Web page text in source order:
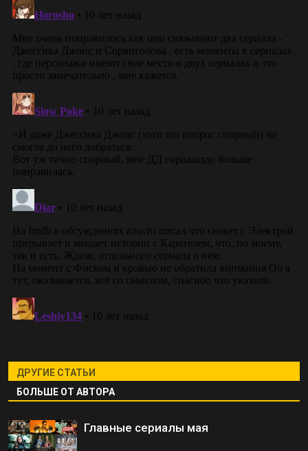
ДРУГИЕ СТАТЬИ
БОЛЬШЕ ОТ АВТОРА
Главные сериалы мая